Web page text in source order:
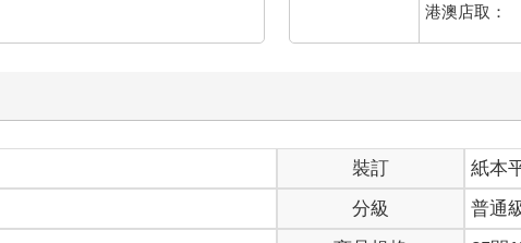
港澳店取：
裝訂
紙本
分級
普通